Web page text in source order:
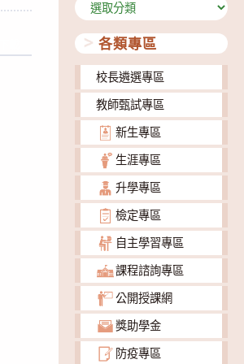
類
各類專區
校長遴選專區
教師甄試專區
新生專區
生涯專區
升學專區
檢定專區
自主學習專區
課程諮詢專區
公開授課網
獎助學金
防疫專區